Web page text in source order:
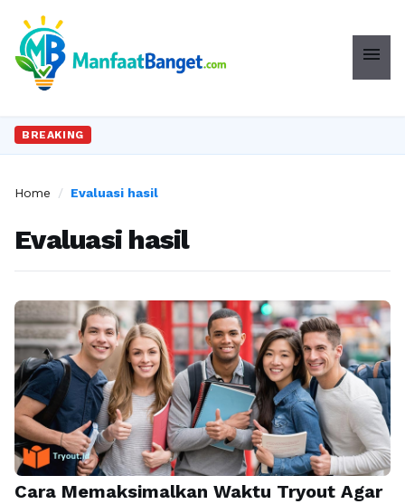
menu
BREAKING
Home / Evaluasi hasil
Evaluasi hasil
Cara Memaksimalkan Waktu Tryout Agar